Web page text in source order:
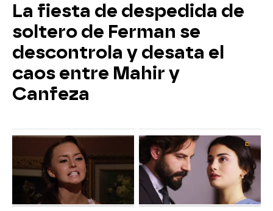
La fiesta de despedida de
soltero de Ferman se
descontrola y desata el
caos entre Mahir y
Canfeza